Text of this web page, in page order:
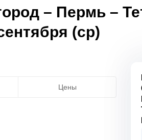
– Пермь –
(ср)
Цены